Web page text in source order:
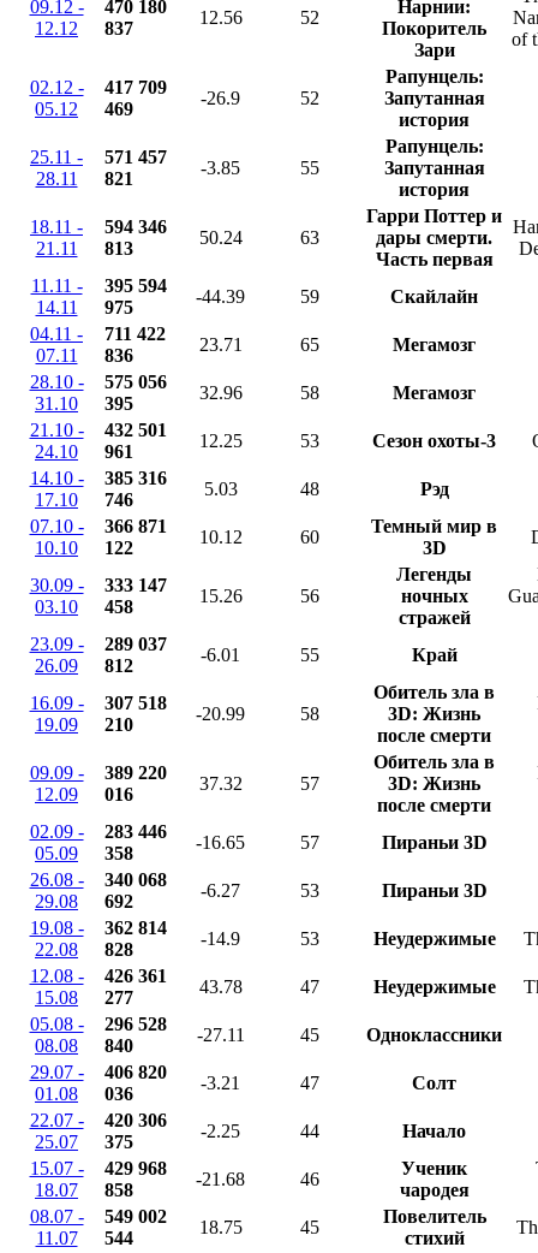
09.12 -
12.12
470 180
837
12.56 52
Нарнии:
Покоритель
Зари
of
02.12 -
05.12
417 709
469
-26.9 52
Рапунцель:
Запутанная
история
25.11 -
28.11
571 457
821
-3.85 55
Рапунцель:
Запутанная
история
18.11 -
21.11
594 346
813
50.24 63
Гарри Поттер и
дары смерти.
Часть первая
11.11 -
14.11
395 594
975
-44.39 59
Скайлайн
04.11 -
07.11
711 422
836
23.71 65
Мегамозг
28.10 -
31.10
575 056
395
32.96 58
Мегамозг
21.10 -
24.10
432 501
961
12.25 53 Сезон охоты-3
14.10 -
17.10
385 316
746
5.03 48
Рэд
07.10 -
10.10
366 871
122
10.12 60
Темный мир в
3D
30.09 -
03.10
333 147
458
15.26 56
Легенды
ночных
стражей
23.09 -
26.09
289 037
812
-6.01 55 Край
16.09 -
19.09
307 518
210
-20.99 58
Обитель зла в
3D: Жизнь
после смерти
09.09 -
12.09
389 220
016
37.32 57
Обитель зла в
3D: Жизнь
после смерти
02.09 -
05.09
283 446
358
-16.65 57
Пираньи 3D
26.08 -
29.08
340 068
692
-6.27 53
Пираньи 3D
19.08 -
22.08
362 814
828
-14.9 53 Неудержимые
12.08 -
15.08
426 361
277
43.78 47 Неудержимые
05.08 -
08.08
296 528
840
-27.11 45
Одноклассники
29.07 -
01.08
406 820
036
-3.21 47
Солт
22.07 -
25.07
420 306
375
-2.25 44
Начало
15.07 -
18.07
429 968
858
-21.68 46
Ученик
чародея
08.07 -
11.07
549 002
544
18.75 45
Повелитель
стихий